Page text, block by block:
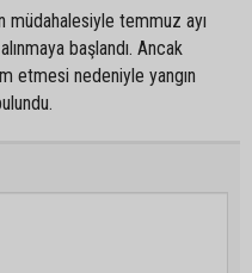
temmuz ayı
başlandı. Ancak
etmesi nedeniyle yangın